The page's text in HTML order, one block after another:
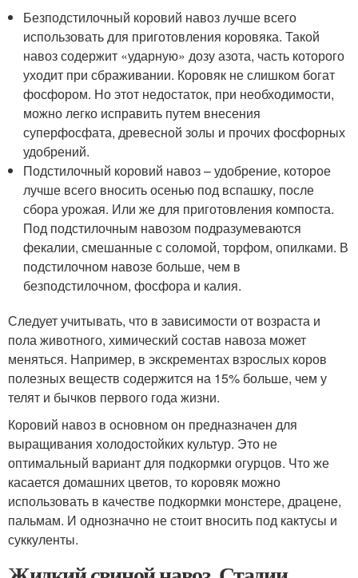
Безподстилочный коровий навоз лучше всего
использовать для приготовления коровяка. Такой
навоз содержит «ударную» дозу азота, часть которого
уходит при сбраживании. Коровяк не слишком богат
фосфором. Но этот недостаток, при необходимости,
можно легко исправить путем внесения
суперфосфата, древесной золы и прочих фосфорных
удобрений.
Подстилочный коровий навоз – удобрение, которое
лучше всего вносить осенью под вспашку, после
сбора урожая. Или же для приготовления компоста.
Под подстилочным навозом подразумеваются
фекалии, смешанные с соломой, торфом, опилками. В
подстилочном навозе больше, чем в
безподстилочном, фосфора и калия.
Следует учитывать, что в зависимости от возраста и
пола животного, химический состав навоза может
меняться. Например, в экскрементах взрослых коров
полезных веществ содержится на 15% больше, чем у
телят и бычков первого года жизни.
Коровий навоз в основном он предназначен для
выращивания холодостойких культур. Это не
оптимальный вариант для подкормки огурцов. Что же
касается домашних цветов, то коровяк можно
использовать в качестве подкормки монстере, драцене,
пальмам. И однозначно не стоит вносить под кактусы и
суккуленты.